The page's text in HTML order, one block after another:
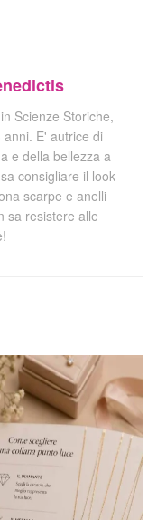
Scienze Storiche,
E' autrice di
e della bellezza a
consigliare il look
scarpe e anelli
sa resistere alle